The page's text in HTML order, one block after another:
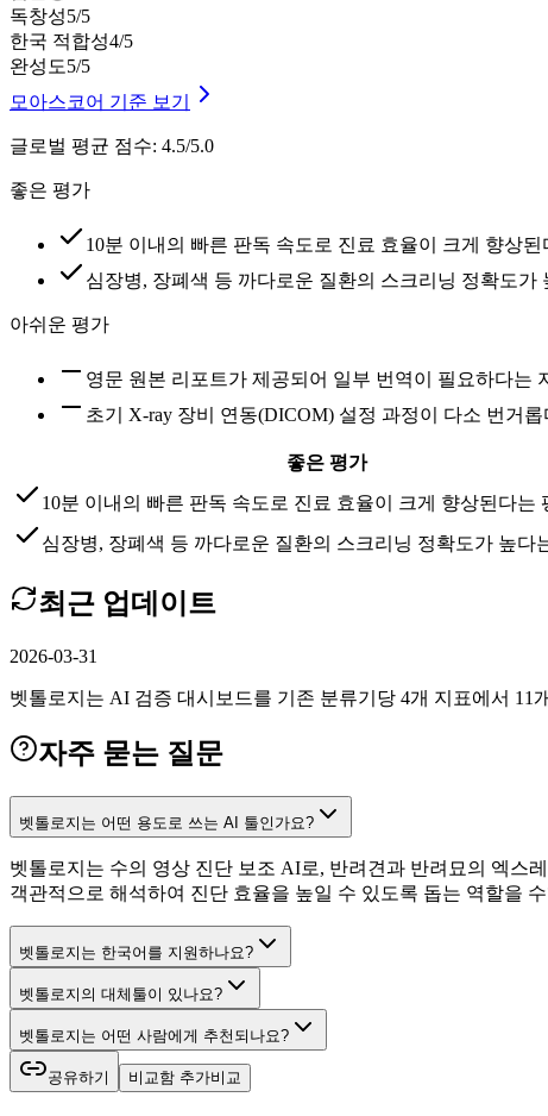
독창성5/5
한국 적합성4/5
완성도5/5
모아스코어 기준 보기
글로벌 평균 점수: 4.5/5.0
좋은 평가
10분 이내의 빠른 판독 속도로 진료 효율이 크게 향상
심장병, 장폐색 등 까다로운 질환의 스크리닝 정확도가
아쉬운 평가
영문 원본 리포트가 제공되어 일부 번역이 필요하다는
초기 X-ray 장비 연동(DICOM) 설정 과정이 다소 번거
좋은 평가
10분 이내의 빠른 판독 속도로 진료 효율이 크게 향상된다는
심장병, 장폐색 등 까다로운 질환의 스크리닝 정확도가 높다
최근 업데이트
2026-03-31
벳톨로지는 AI 검증 대시보드를 기존 분류기당 4개 지표에서
자주 묻는 질문
벳톨로지는 어떤 용도로 쓰는 AI 툴인가요?
벳톨로지는 수의 영상 진단 보조 AI로, 반려견과 반려묘의 엑스
객관적으로 해석하여 진단 효율을 높일 수 있도록 돕는 역할을
벳톨로지는 한국어를 지원하나요?
벳톨로지의 대체툴이 있나요?
벳톨로지는 어떤 사람에게 추천되나요?
공유하기 비교함 추가비교